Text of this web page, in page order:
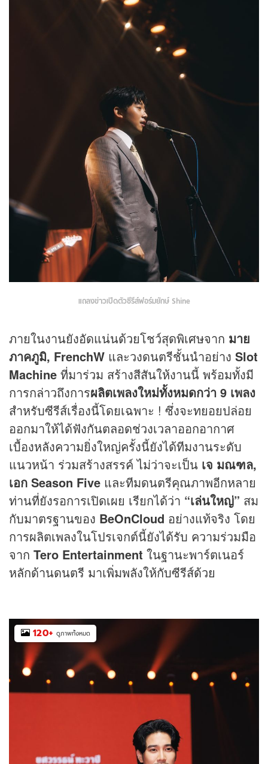
แถลงข่าวเปิดตัวซีรีส์ฟอร์มยักษ์ Shine
ภายในงานยังอัดแน่นด้วยโชว์สุดพิเศษจาก มาย
ภาคภูมิ, FrenchW และวงดนตรีชั้นนำอย่าง Slot
Machine ที่มาร่วม สร้างสีสันให้งานนี้ พร้อมทั้งมี
การกล่าวถึงการผลิตเพลงใหม่ทั้งหมดกว่า 9 เพลง
สำหรับซีรีส์เรื่องนี้โดยเฉพาะ ! ซึ่งจะทยอยปล่อย
ออกมาให้ได้ฟังกันตลอดช่วงเวลาออกอากาศ
เบื้องหลังความยิ่งใหญ่ครั้งนี้ยังได้ทีมงานระดับ
แนวหน้า ร่วมสร้างสรรค์ ไม่ว่าจะเป็น เจ มณฑล,
เอก Season Five และทีมดนตรีคุณภาพอีกหลาย
ท่านที่ยังรอการเปิดเผย เรียกได้ว่า “เล่นใหญ่” สม
กับมาตรฐานของ BeOnCloud อย่างแท้จริง โดย
การผลิตเพลงในโปรเจกต์นี้ยังได้รับ ความร่วมมือ
จาก Tero Entertainment ในฐานะพาร์ตเนอร์
หลักด้านดนตรี มาเพิ่มพลังให้กับซีรีส์ด้วย
120+ ดูภาพทั้งหมด